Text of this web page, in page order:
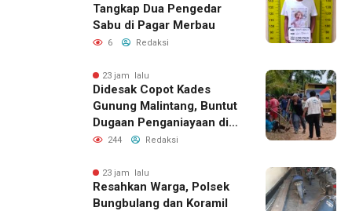
Tangkap Dua Pengedar
Sabu di Pagar Merbau
6 Redaksi
23 jam lalu
Didesak Copot Kades
Gunung Malintang, Buntut
Dugaan Penganiayaan di
Dusun Balakka Padang
244 Redaksi
23 jam lalu
Resahkan Warga, Polsek
Bungbulang dan Koramil